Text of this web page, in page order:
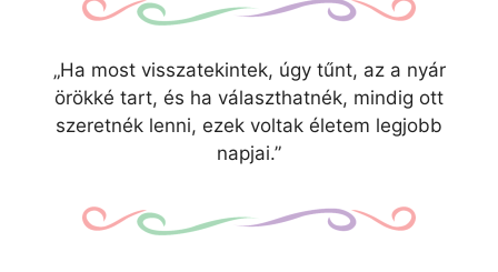
„Ha most visszatekintek, úgy tűnt, az a nyár
örökké tart, és ha választhatnék, mindig ott
szeretnék lenni, ezek voltak életem legjobb
napjai.”